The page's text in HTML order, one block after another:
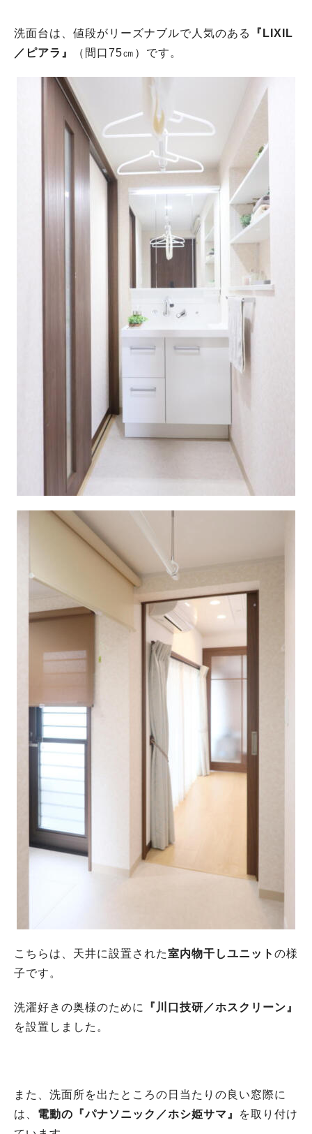
洗面台は、値段がリーズナブルで人気のある
『LIXIL
／ピアラ』
（間口75㎝）です。
こちらは、天井に設置された室内物干しユニット の様
子です。
洗濯好きの奥様のために
『川口技研／ホスクリーン』
を設置しました。
また、洗面所を出たところの日当たりの良い窓際に
は、 電動の『パナソニック／ホシ姫サマ』
を取り付け